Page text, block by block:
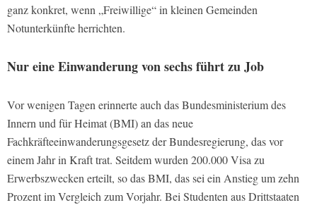
ganz konkret, wenn „Freiwillige“ in kleinen Gemeinden
Notunterkünfte herrichten.
Nur eine Einwanderung von sechs führt zu Job
Vor wenigen Tagen erinnerte auch das Bundesministerium des
Innern und für Heimat (BMI) an das neue
Fachkräfteeinwanderungsgesetz der Bundesregierung, das vor
einem Jahr in Kraft trat. Seitdem wurden 200.000 Visa zu
Erwerbszwecken erteilt, so das BMI, das sei ein Anstieg um zehn
Prozent im Vergleich zum Vorjahr. Bei Studenten aus Drittstaaten